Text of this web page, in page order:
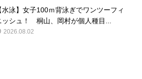
水泳】女子100ｍ背泳ぎでワンツーフィ
ッシュ！ 桐山、岡村が個人種目...
2026.08.02